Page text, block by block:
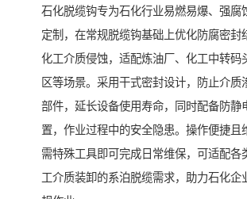
石化脱缆钩专为石化行业易燃易爆、强腐
定制，在常规脱缆钩基础上优化防腐密封
化工介质侵蚀，适配炼油厂、化工中转码
区等场景。采用干式密封设计，防止介质
部件，延长设备使用寿命，同时配备防静
置，作业过程中的安全隐患。操作便捷且
需特殊工具即可完成日常维保，可适配各
工介质装卸的系泊脱缆需求，助力石化企